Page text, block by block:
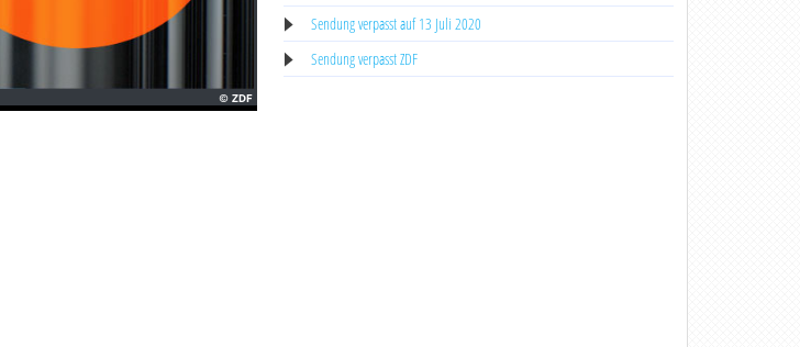
Sendung verpasst auf 13 Juli 2020
Sendung verpasst ZDF